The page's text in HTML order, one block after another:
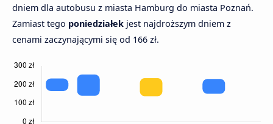
dniem dla autobusu z miasta Hamburg do miasta Poznań.
Zamiast tego poniedziałek jest najdroższym dniem z
cenami zaczynającymi się od 166 zł.